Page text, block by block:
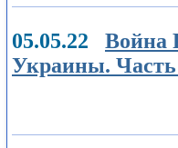
05.05.22 Война
Украины. Часть